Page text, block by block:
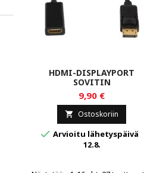
HDMI-DISPLAYPORT
SOVITIN
9,90 €
 Ostoskoriin
 Arvioitu lähetyspäivä
12.8.